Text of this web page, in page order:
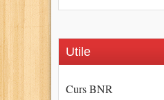
Utile
Curs BNR